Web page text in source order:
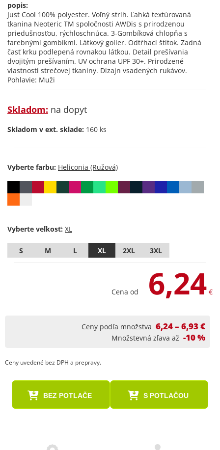
popis:
Just Cool 100% polyester. Voľný strih. Ľahká textúrovaná
tkanina Neoteric TM spoločnosti AWDis s prirodzenou
priedušnosťou, rýchloschnúca. 3-Gombíková chlopňa s
farebnými gombíkmi. Látkový golier. Odtŕhací štítok. Zadná
časť krku podlepená rovnakou látkou. Detail prešívania
dvojitým prešívaním. UV ochrana UPF 30+. Prirodzené
vlastnosti strečovej tkaniny. Dizajn vsadených rukávov.
Pohlavie: Muži
Skladom: na dopyt
Skladom v ext. sklade: 160 ks
Vyberte farbu:
Vyberte veľkosť:
S M L XL 2XL 3XL
Cena od 6,24 €
Ceny podľa množstva 6,24 – 6,93 €
Množstevná zľava až -10 %
Ceny uvedené bez DPH a prepravy.
BEZ POTLAČE S POTLAČOU